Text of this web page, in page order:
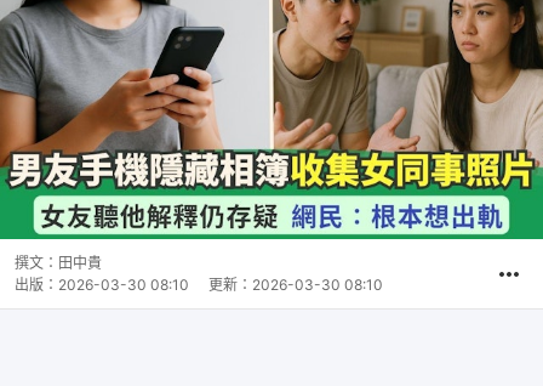
撰文： 田中貴
出版： 2026-03-30 08:10 更新： 2026-03-30 08:10